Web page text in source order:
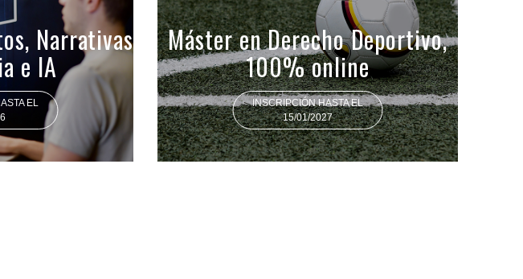
Narrativas
e IA
EL
Máster en Derecho Deportivo,
100% online
INSCRIPCIÓN HASTA EL
15/01/2027